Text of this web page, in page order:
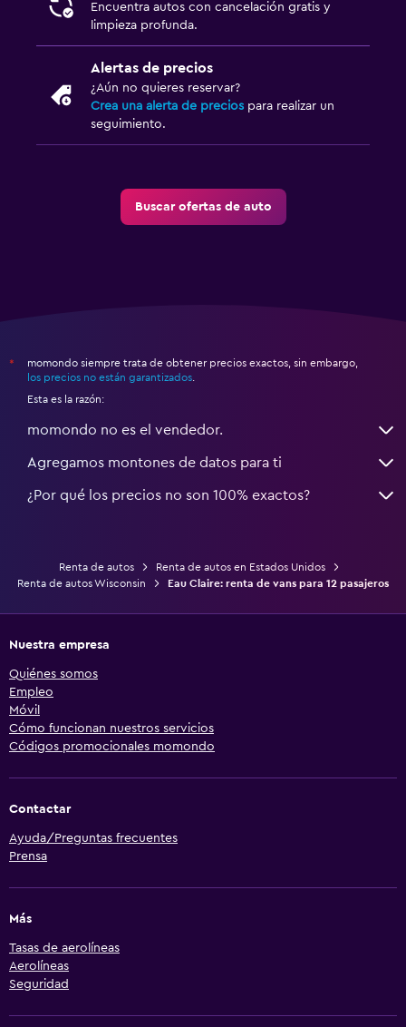
Encuentra autos con cancelación gratis y
limpieza profunda.
Alertas de precios
¿Aún no quieres reservar?
Crea una alerta de precios para realizar un
seguimiento.
Buscar ofertas de auto
*
momondo siempre trata de obtener precios exactos, sin embargo,
los precios no están garantizados
Esta es la razón:
momondo no es el vendedor.
Agregamos montones de datos para ti
¿Por qué los precios no son 100% exactos?
Renta de autos
Renta de autos en Estados Unidos
Renta de autos Wisconsin
Eau Claire: renta de vans para 12 pasajeros
Nuestra empresa
Quiénes somos
Empleo
Móvil
Cómo funcionan nuestros servicios
Códigos promocionales momondo
Contactar
Ayuda/Preguntas frecuentes
Prensa
Más
Tasas de aerolíneas
Aerolíneas
Seguridad